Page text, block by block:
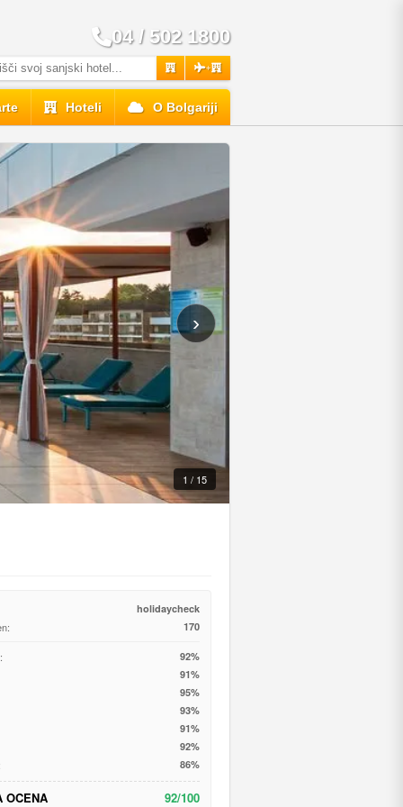
04 / 502 1800
+
Hoteli O Bolgariji
›
1 / 15
holidaycheck
170
92%
91%
95%
93%
91%
92%
86%
OCENA 92/100